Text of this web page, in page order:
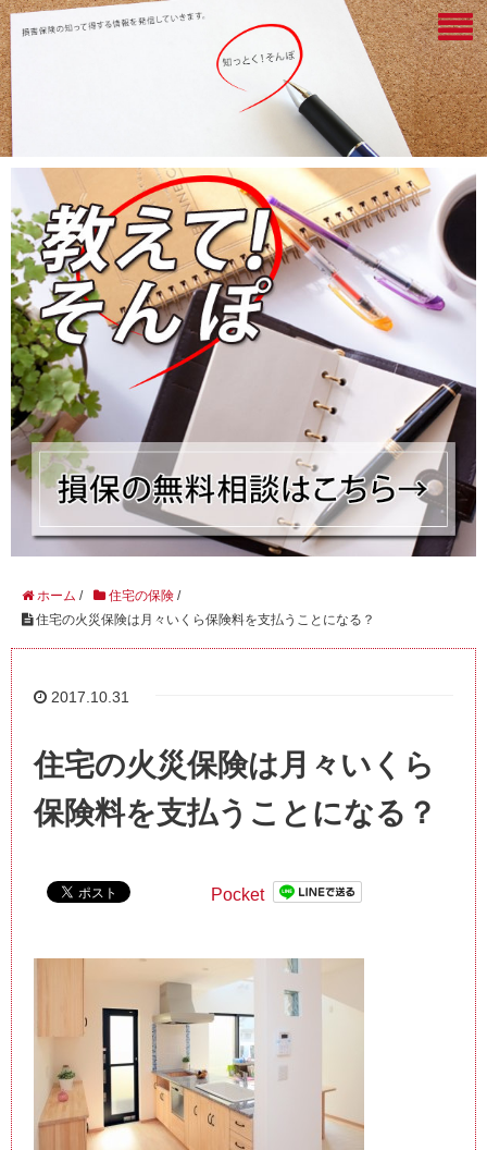
ホーム / 住宅の保険 /
住宅の火災保険は月々いくら保険料を支払うことになる？
2017.10.31
住宅の火災保険は月々いくら
保険料を支払うことになる？
Pocket